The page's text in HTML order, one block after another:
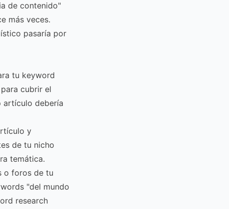
de contenido"
más veces.
pasaría por
tu keyword
cubrir el
artículo debería
y
de tu nicho
temática.
o foros de tu
"del mundo
research